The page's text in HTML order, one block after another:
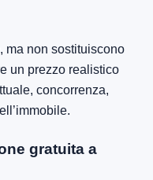
ma non sostituiscono
un prezzo realistico
concorrenza,
gratuita a